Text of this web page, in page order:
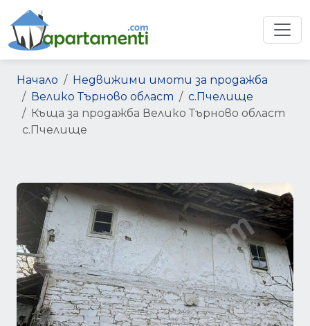
Начало
Недвижими имоти за продажба
Велико Търново област
с.Пчелище
Къща за продажба Велико Търново област
с.Пчелище